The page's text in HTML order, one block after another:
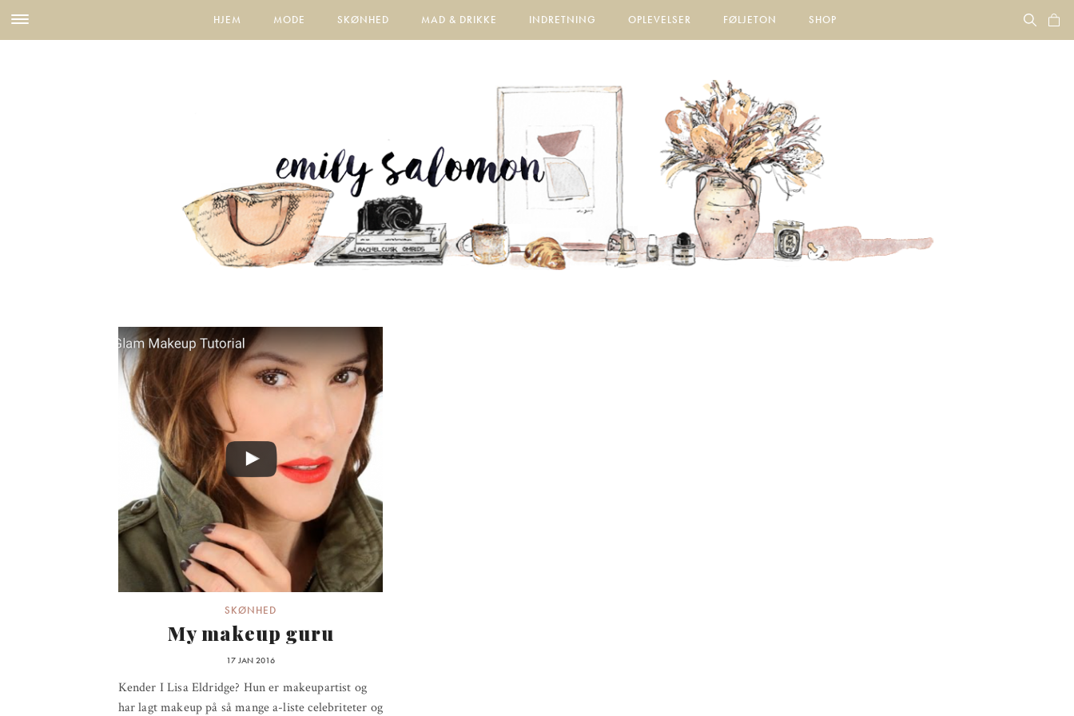
HJEM MODE SKØNHED MAD & DRIKKE INDRETNING OPLEVELSER FØLJETON SHOP
SKØNHED
My makeup guru
17 JAN 2016
Kender I Lisa Eldridge? Hun er makeupartist og
har lagt makeup på så mange a-liste celebriteter og